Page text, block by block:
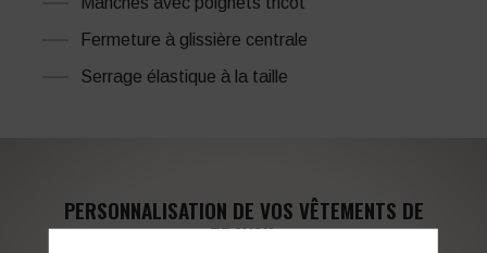
Fermeture à glissière centrale
Serrage élastique à la taille
PERSONNALISATION DE VOS VÊTEMENTS DE
TRAVAIL